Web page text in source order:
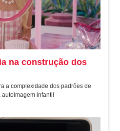
na construção dos
a complexidade dos padrões de
infantil